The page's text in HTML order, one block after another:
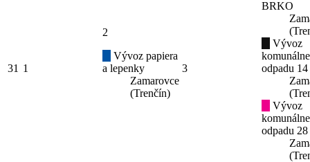
31 1
2
Vývoz papiera
a lepenky
Zamarovce
(Trenčín)
3
BRKO
Vývoz
odpadu
Vývoz
odpadu